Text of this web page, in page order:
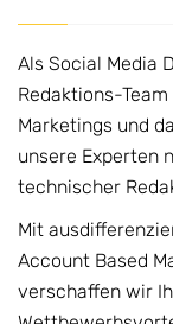
Als Social Media
Redaktions-
Marketings und
unsere Experten
technischer
Mit
Account Based
verschaffen wir